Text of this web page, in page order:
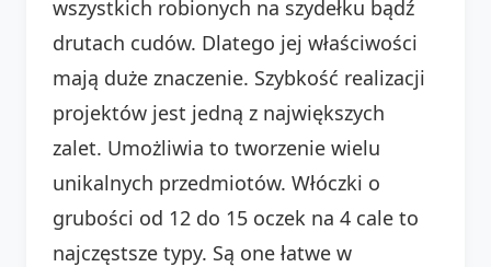
wszystkich robionych na szydełku bądź
drutach cudów. Dlatego jej właściwości
mają duże znaczenie. Szybkość realizacji
projektów jest jedną z największych
zalet. Umożliwia to tworzenie wielu
unikalnych przedmiotów. Włóczki o
grubości od 12 do 15 oczek na 4 cale to
najczęstsze typy. Są one łatwe w